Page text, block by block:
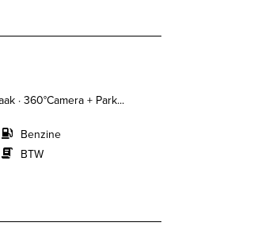
· 360°Camera + Park...
Benzine
BTW